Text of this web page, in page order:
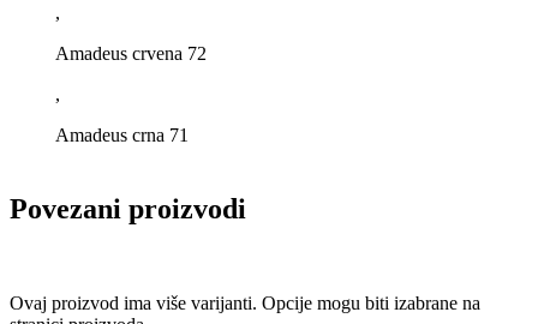
,
Amadeus crvena 72
,
Amadeus crna 71
Povezani proizvodi
Ovaj proizvod ima više varijanti. Opcije mogu biti izabrane na